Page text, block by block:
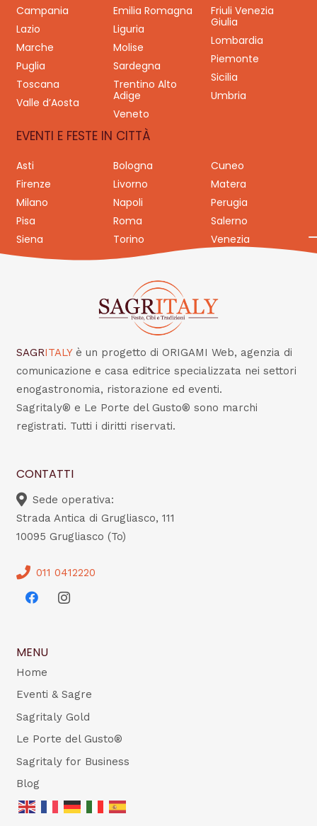
Campania
Emilia Romagna
Friuli Venezia
Giulia
Lazio
Liguria
Lombardia
Marche
Molise
Piemonte
Puglia
Sardegna
Sicilia
Toscana
Trentino Alto
Adige
Umbria
Valle d’Aosta
Veneto
EVENTI E FESTE IN CITTÀ
Asti Bologna
Cuneo
Firenze
Livorno
Matera
Milano
Napoli
Perugia
Pisa
Roma
Salerno
Siena
Torino Venezia
SAGRITALY è un progetto di ORIGAMI Web, agenzia di
comunicazione e casa editrice specializzata nei settori
enogastronomia, ristorazione ed eventi.
Sagritaly® e Le Porte del Gusto® sono marchi
registrati. Tutti i diritti riservati.
CONTATTI
Sede operativa:
Strada Antica di Grugliasco, 111
10095 Grugliasco (To)
011 0412220
MENU
Home
Eventi & Sagre
Sagritaly Gold
Le Porte del Gusto®
Sagritaly for Business
Blog